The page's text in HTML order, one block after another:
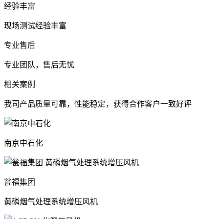
经验丰富
现场测试经验丰富
专业售后
专业团队，售后无忧
相关案例
我司产品质量可靠，性能稳定，获得合作客户一致好评
南京中石化
瓮福集团
黄磷烟气处理系统增压风机